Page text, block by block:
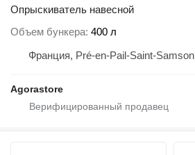
Опрыскиватель навесной
Объем бункера 400 л
Франция, Pré-en-Pail-Saint-Samson
Agorastore